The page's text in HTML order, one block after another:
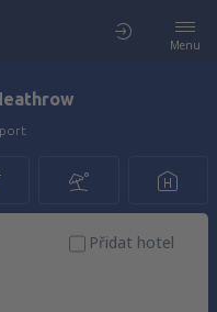
Menu
Přidat hotel